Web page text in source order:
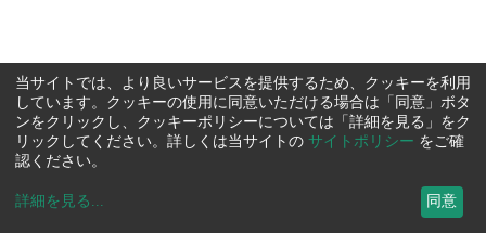
当サイトでは、より良いサービスを提供するため、クッキーを利用
しています。クッキーの使用に同意いただける場合は「同意」ボタ
ンをクリックし、クッキーポリシーについては「詳細を見る」をク
リックしてください。詳しくは当サイトの サイトポリシー をご確
認ください。
詳細を見る ... 同意